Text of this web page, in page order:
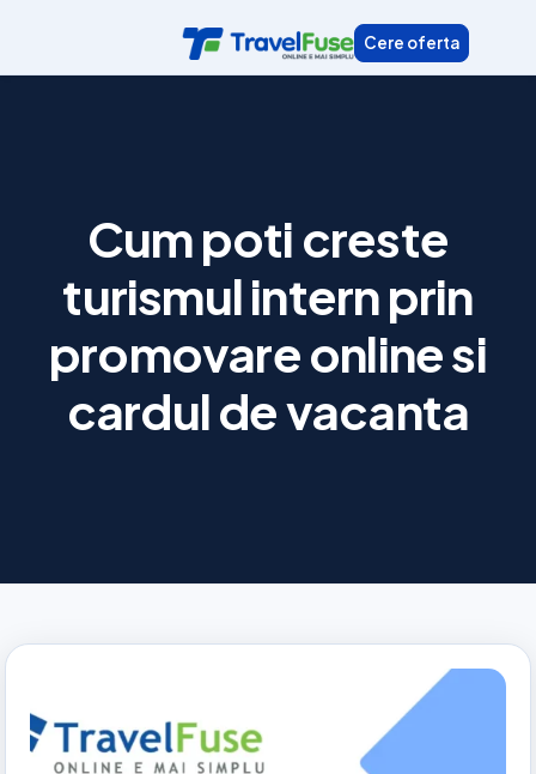
content
Cere oferta
Cum poti creste
turismul intern prin
promovare online si
cardul de vacanta